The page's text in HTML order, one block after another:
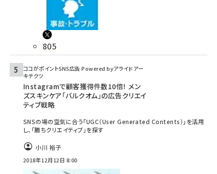
805
ココがポイントSNS広告 Powered byアライドアー
キテクツ
Instagramで顧客獲得件数10倍！ メン
ズスキンケア「バルクオム」の広告クリエイ
ティブ戦略
SNSの場の空気に合う「UGC（User Generated Contents）」を活用
し、「勝ちクリエイティブ」を探す
小川 裕子
2018年12月12日 8:00